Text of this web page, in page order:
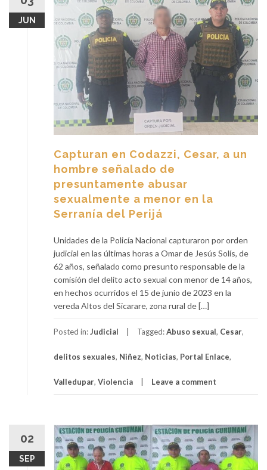
JUN
Capturan en Codazzi, Cesar, a un
hombre señalado de
presuntamente abusar
sexualmente a menor en la
Serranía del Perijá
Unidades de la Policía Nacional capturaron por orden
judicial en las últimas horas a Omar de Jesús Solís, de
62 años, señalado como presunto responsable de la
comisión del delito acto sexual con menor de 14 años,
en hechos ocurridos el 15 de junio de 2023 en la
vereda Altos del Sicarare, zona rural de […]
Posted in:Judicial Tagged:Abuso sexual, Cesar,
delitos sexuales, Niñez, Noticias, Portal Enlace,
Valledupar, Violencia Leave a comment
02
SEP